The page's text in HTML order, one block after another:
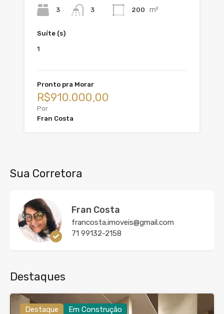
3 3 200 m²
Suíte (s)
1
Pronto pra Morar
R$910.000,00
Por
Fran Costa
Sua Corretora
Fran Costa
francosta.imoveis@gmail.com
71 99132-2158
Destaques
Destaque Em Construção